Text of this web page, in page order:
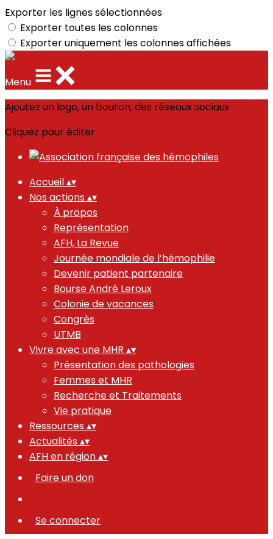
Exporter les lignes sélectionnées
Exporter toutes les colonnes
Exporter uniquement les colonnes affichées
Menu
Ajoutez un logo, un bouton, des réseaux sociaux
Cliquez pour éditer
Accueil▴▾
Nos actions ▴▾
À propos
Représentation
AFH, La Revue
Journée mondiale de l’hémophilie
Devenir patient partenaire
Bourse André Leroux
Colonie de vacances
Congrès
UTMB
Vivre avec une MHR ▴▾
Présentation des pathologies
Femmes et MHR
Recherche et Traitements
Vie pratique
Ressources ▴▾
Actualités ▴▾
AFH en région▴▾
Faire un don
Se connecter